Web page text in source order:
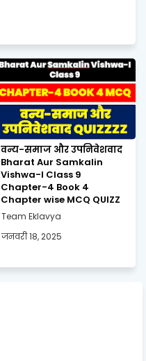
वन्य-समाज और उपनिवेशवाद
Bharat Aur Samkalin
Vishwa-I Class 9
Chapter-4 Book 4
Chapter wise MCQ QUIZZ
Team Eklavya
जनवरी 18, 2025